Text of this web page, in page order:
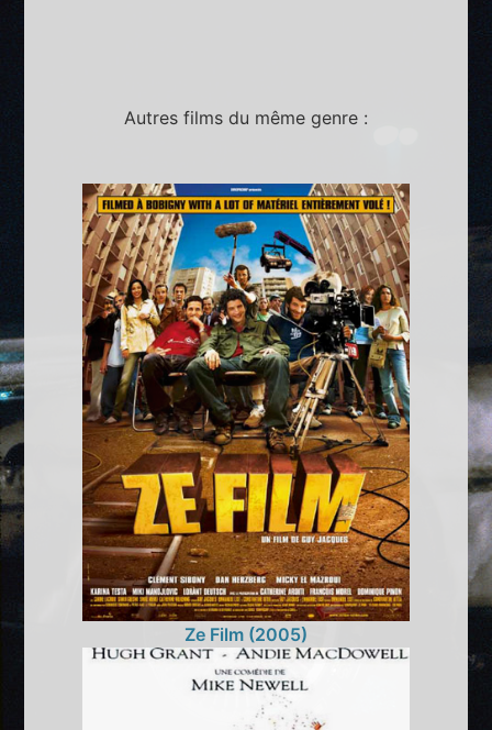
Autres films du même genre :
Ze Film (2005)